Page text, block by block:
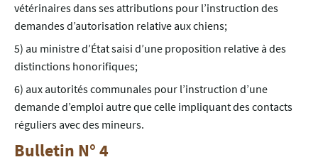
vétérinaires dans ses attributions pour l’instruction des
demandes d’autorisation relative aux chiens;
5) au ministre d’État saisi d’une proposition relative à des
distinctions honorifiques;
6) aux autorités communales pour l’instruction d’une
demande d’emploi autre que celle impliquant des contacts
réguliers avec des mineurs.
Bulletin N° 4